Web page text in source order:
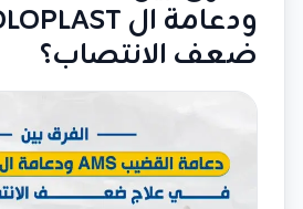
ضعف الانتصاب؟